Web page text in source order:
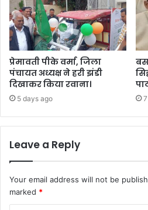
प्रेमावती पीके वर्मा, जिला
पंचायत अध्यक्ष ने हरी झंडी
दिखाकर किया रवाना।
5 days ago
Leave a Reply
Your email address will not be
marked *